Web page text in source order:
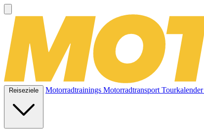
Reiseziele Motorradtrainings Motorradtransport Tourkalender